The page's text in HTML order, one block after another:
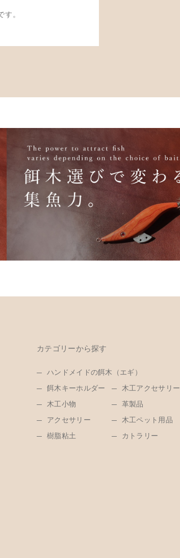
。
カテゴリーから探す
ハンドメイドの餌木（エギ）
餌木キーホルダー
木工アクセサリー
木工小物
革製品
アクセサリー
木工ペット用品
樹脂粘土
カトラリー